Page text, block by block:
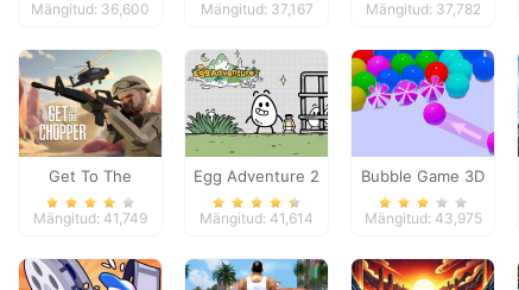
Mängitud: 36,600 Mängitud: 37,167 Mängitud: 37,782
Get To The
Chopper
Mängitud: 41,749
Egg Adventure 2
Mängitud: 41,614
Bubble Game 3D
Mängitud: 43,975